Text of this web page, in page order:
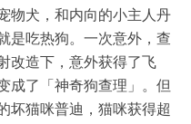
犬，和内向的小主人丹
是吃热狗。一次意外，查
改造下，意外获得了飞
成了「神奇狗查理」。但
坏猫咪普迪，猫咪获得超